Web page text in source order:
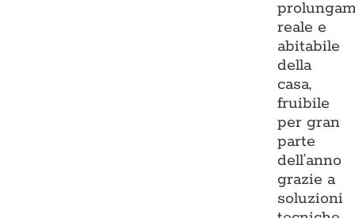
reale e
abitabile
della
casa,
fruibile
per gran
parte
dell’anno
grazie a
soluzioni